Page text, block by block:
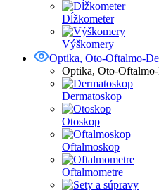
Dĺžkometer
Výškomery
Optika, Oto-Oftalmo-
Optika, Oto-
Dermatoskop
Otoskop
Oftalmoskop
Oftalmometre